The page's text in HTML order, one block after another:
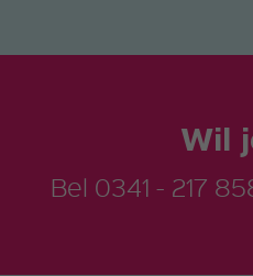
Wil
Bel 0341 - 217